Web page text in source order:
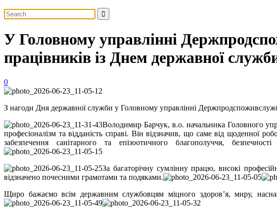
У Головному управлінні
працівників із Днем державної
0
З нагоди Дня державної служби у Головному управлінні
Володимир Барчук, в.о. начальника Головного
професіоналізм та відданість справі. Він відзначив, що саме від щоденної
забезпечення санітарного та епізоотичного благополуччя,
За багаторічну сумлінну працю, високі
відзначено почесними грамотами та подяками.
Щиро бажаємо всім державним службовцям міцного здоров’я, миру,